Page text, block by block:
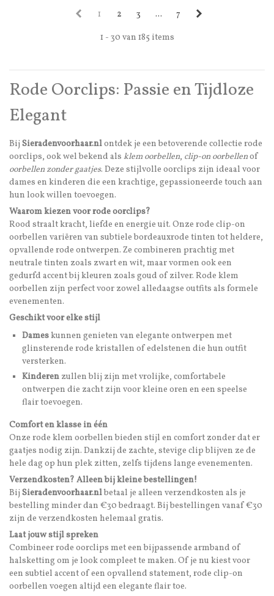
1 2 3 ...
7
1 - 30 van 185 items
Rode Oorclips: Passie en Tijdloze
Elegant
Bij Sieradenvoorhaar.nlontdek je een betoverende collectie rode
oorclips, ook wel bekend als klem oorbellen, clip-on oorbellenof
oorbellen zonder gaatjes. Deze stijlvolle oorclips zijn ideaal voor
dames en kinderen die een krachtige, gepassioneerde touch aan
hun look willen toevoegen.
Waarom kiezen voor rode oorclips?
Rood straalt kracht, liefde en energie uit. Onze rode clip-on
oorbellen variëren van subtiele bordeauxrode tinten tot heldere,
opvallende rode ontwerpen. Ze combineren prachtig met
neutrale tinten zoals zwart en wit, maar vormen ook een
gedurfd accent bij kleuren zoals goud of zilver. Rode klem
oorbellen zijn perfect voor zowel alledaagse outfits als formele
evenementen.
Geschikt voor elke stijl
Dameskunnen genieten van elegante ontwerpen met
glinsterende rode kristallen of edelstenen die hun outfit
versterken.
Kinderen zullen blij zijn met vrolijke, comfortabele
ontwerpen die zacht zijn voor kleine oren en een speelse
flair toevoegen.
Comfort en klasse in één
Onze rode klem oorbellen bieden stijl en comfort zonder dat er
gaatjes nodig zijn. Dankzij de zachte, stevige clip blijven ze de
hele dag op hun plek zitten, zelfs tijdens lange evenementen.
Verzendkosten? Alleen bij kleine bestellingen!
Bij Sieradenvoorhaar.nlbetaal je alleen verzendkosten als je
bestelling minder dan €30 bedraagt. Bij bestellingen vanaf €30
zijn de verzendkosten helemaal gratis.
Laat jouw stijl spreken
Combineer rode oorclips met een bijpassende armband of
halsketting om je look compleet te maken. Of je nu kiest voor
een subtiel accent of een opvallend statement, rode clip-on
oorbellen voegen altijd een elegante flair toe.